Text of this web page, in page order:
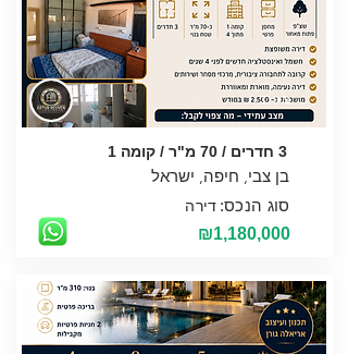
מכירה
3 חדרים / 70 מ"ר / קומה 1
דירה סוג הנכס:
₪1,180,000